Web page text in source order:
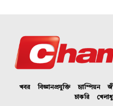
খবর বিজ্ঞানপ্রযুক্তি চ্যাম্পিয়ন
চাকরি